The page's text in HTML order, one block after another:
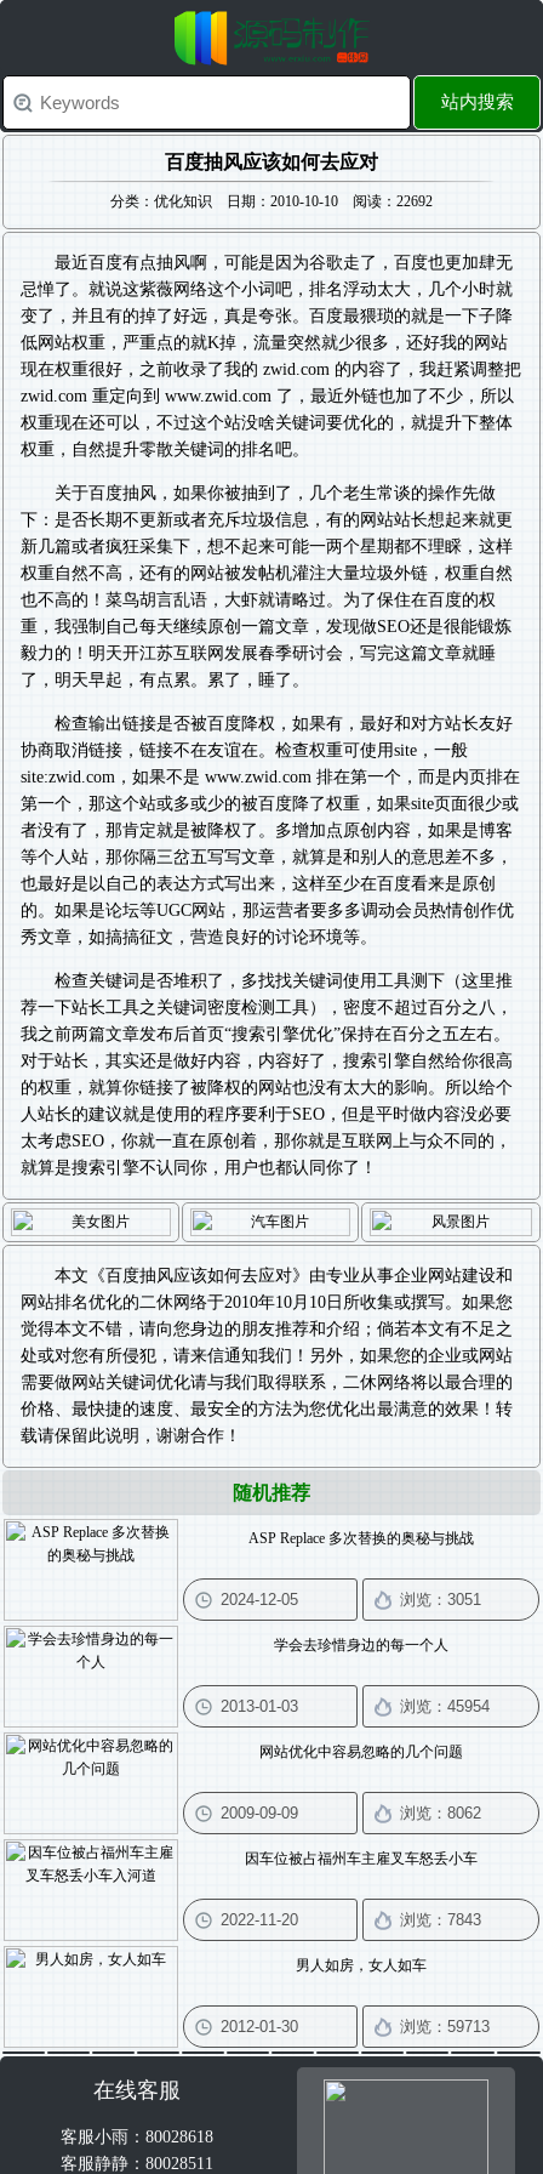
站内搜索
百度抽风应该如何去应对
分类：优化知识 日期：2010-10-10 阅读：22692
最近百度有点抽风啊，可能是因为谷歌走了，百度也更加肆无
忌惮了。就说这紫薇网络这个小词吧，排名浮动太大，几个小时就
变了，并且有的掉了好远，真是夸张。百度最猥琐的就是一下子降
低网站权重，严重点的就K掉，流量突然就少很多，还好我的网站
现在权重很好，之前收录了我的 zwid.com 的内容了，我赶紧调整把
zwid.com 重定向到 www.zwid.com 了，最近外链也加了不少，所以
权重现在还可以，不过这个站没啥关键词要优化的，就提升下整体
权重，自然提升零散关键词的排名吧。
关于百度抽风，如果你被抽到了，几个老生常谈的操作先做
下：是否长期不更新或者充斥垃圾信息，有的网站站长想起来就更
新几篇或者疯狂采集下，想不起来可能一两个星期都不理睬，这样
权重自然不高，还有的网站被发帖机灌注大量垃圾外链，权重自然
也不高的！菜鸟胡言乱语，大虾就请略过。为了保住在百度的权
重，我强制自己每天继续原创一篇文章，发现做SEO还是很能锻炼
毅力的！明天开江苏互联网发展春季研讨会，写完这篇文章就睡
了，明天早起，有点累。累了，睡了。
检查输出链接是否被百度降权，如果有，最好和对方站长友好
协商取消链接，链接不在友谊在。检查权重可使用site，一般
site:zwid.com，如果不是 www.zwid.com 排在第一个，而是内页排在
第一个，那这个站或多或少的被百度降了权重，如果site页面很少或
者没有了，那肯定就是被降权了。多增加点原创内容，如果是博客
等个人站，那你隔三岔五写写文章，就算是和别人的意思差不多，
也最好是以自己的表达方式写出来，这样至少在百度看来是原创
的。如果是论坛等UGC网站，那运营者要多多调动会员热情创作优
秀文章，如搞搞征文，营造良好的讨论环境等。
检查关键词是否堆积了，多找找关键词使用工具测下（这里推
荐一下站长工具之关键词密度检测工具），密度不超过百分之八，
我之前两篇文章发布后首页“搜索引擎优化”保持在百分之五左右。
对于站长，其实还是做好内容，内容好了，搜索引擎自然给你很高
的权重，就算你链接了被降权的网站也没有太大的影响。所以给个
人站长的建议就是使用的程序要利于SEO，但是平时做内容没必要
太考虑SEO，你就一直在原创着，那你就是互联网上与众不同的，
就算是搜索引擎不认同你，用户也都认同你了！
本文《百度抽风应该如何去应对》由专业从事企业网站建设和
网站排名优化的二休网络于2010年10月10日所收集或撰写。如果您
觉得本文不错，请向您身边的朋友推荐和介绍；倘若本文有不足之
处或对您有所侵犯，请来信通知我们！另外，如果您的企业或网站
需要做网站关键词优化请与我们取得联系，二休网络将以最合理的
价格、最快捷的速度、最安全的方法为您优化出最满意的效果！转
载请保留此说明，谢谢合作！
随机推荐
ASP Replace 多次替换的奥秘与挑战
学会去珍惜身边的每一个人
网站优化中容易忽略的几个问题
因车位被占福州车主雇叉车怒丢小车
男人如房，女人如车
在线客服
客服小雨：80028618
客服静静：80028511